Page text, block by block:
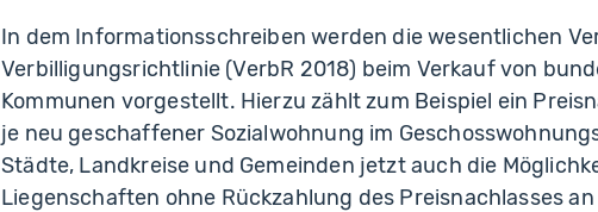
In dem Informationsschreiben werden die wesentlichen
Verbilligungsrichtlinie (VerbR 2018) beim Verkauf von
Kommunen vorgestellt. Hierzu zählt zum Beispiel ein
je neu geschaffener Sozialwohnung im
Städte, Landkreise und Gemeinden jetzt auch die
Liegenschaften ohne Rückzahlung des Preisnachlasses